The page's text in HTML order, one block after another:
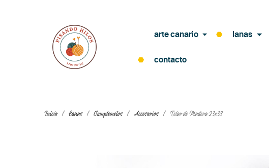
arte canario lanas
contacto
Inicio Lanas Complemetos Accesorios Telar de Madera 23x33